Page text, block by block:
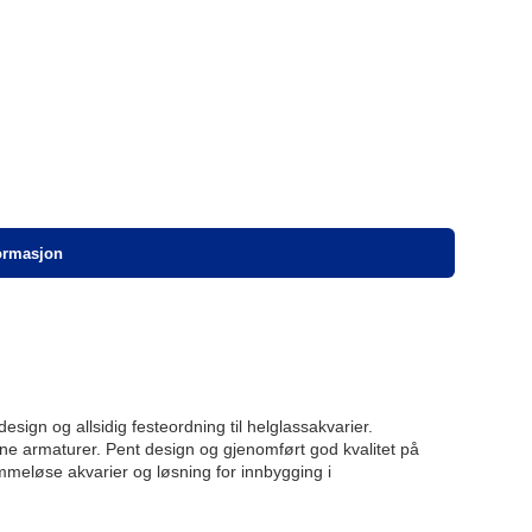
og allsidig festeordning til helglassakvarier.
armaturer. Pent design og gjenomført god kvalitet på
akvarier og løsning for innbygging i